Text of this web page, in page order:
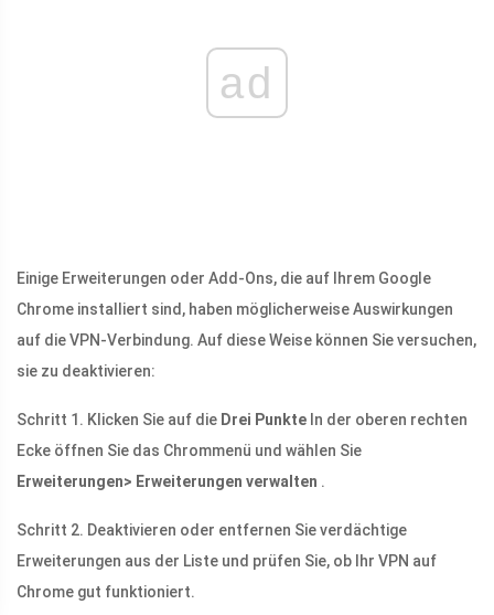
ad
Einige Erweiterungen oder Add-Ons, die auf Ihrem Google
Chrome installiert sind, haben möglicherweise Auswirkungen
auf die VPN-Verbindung. Auf diese Weise können Sie versuchen,
sie zu deaktivieren:
Schritt 1. Klicken Sie auf die Drei Punkte In der oberen rechten
Ecke öffnen Sie das Chrommenü und wählen Sie
Erweiterungen> Erweiterungen verwalten .
Schritt 2. Deaktivieren oder entfernen Sie verdächtige
Erweiterungen aus der Liste und prüfen Sie, ob Ihr VPN auf
Chrome gut funktioniert.